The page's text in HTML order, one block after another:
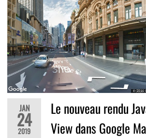
JAN
24
2019
Le nouveau rendu
View dans Google